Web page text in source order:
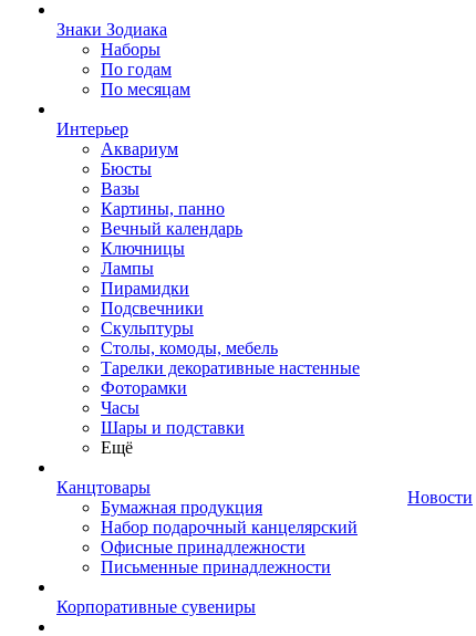
Знаки Зодиака
Наборы
По годам
По месяцам
Интерьер
Аквариум
Бюсты
Вазы
Картины, панно
Вечный календарь
Ключницы
Лампы
Пирамидки
Подсвечники
Скульптуры
Столы, комоды, мебель
Тарелки декоративные настенные
Фоторамки
Часы
Шары и подставки
Ещё
Канцтовары
Бумажная продукция
Набор подарочный канцелярский
Офисные принадлежности
Письменные принадлежности
Корпоративные сувениры
Новости